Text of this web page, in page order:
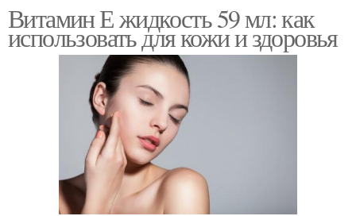
Витамин Е жидкость 59 мл: как
использовать для кожи и здоровья